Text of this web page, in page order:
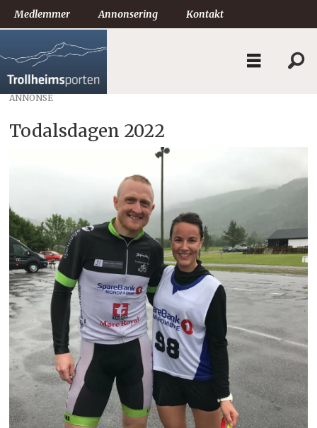
Medlemmer Annonsering Kontakt
ANNONSE
Todalsdagen 2022